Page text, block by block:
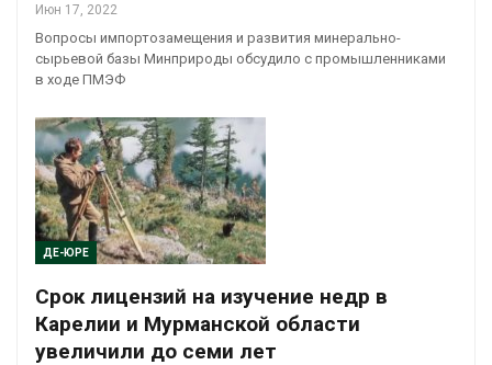
Июн 17, 2022
Вопросы импортозамещения и развития минерально-
сырьевой базы Минприроды обсудило с промышленниками
в ходе ПМЭФ
ДЕ-ЮРЕ
Срок лицензий на изучение недр в
Карелии и Мурманской области
увеличили до семи лет